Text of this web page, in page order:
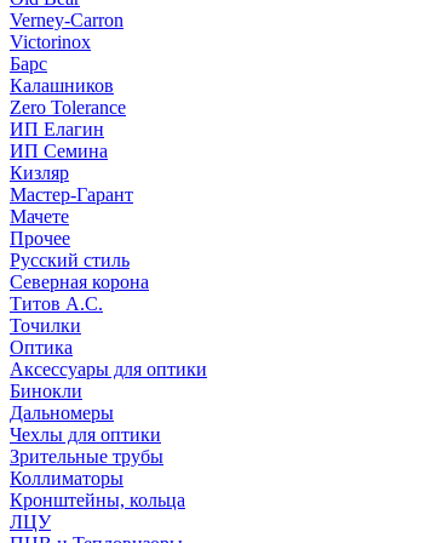
Verney-Carron
Victorinox
Барс
Калашников
Zero Tolerance
ИП Елагин
ИП Семина
Кизляр
Мастер-Гарант
Мачете
Прочее
Русский стиль
Северная корона
Титов А.С.
Точилки
Оптика
Аксессуары для оптики
Бинокли
Дальномеры
Чехлы для оптики
Зрительные трубы
Коллиматоры
Кронштейны, кольца
ЛЦУ